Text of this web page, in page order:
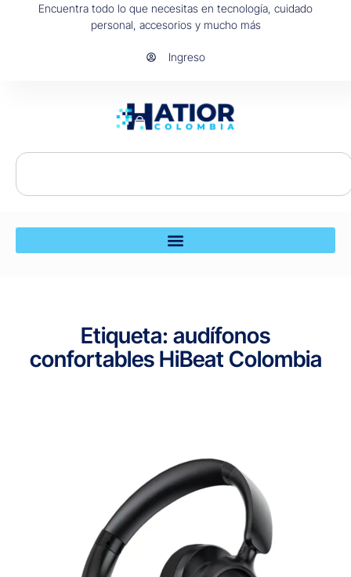
Encuentra todo lo que necesitas en tecnología, cuidado
personal, accesorios y mucho más
Ingreso
Etiqueta: audífonos
confortables HiBeat Colombia